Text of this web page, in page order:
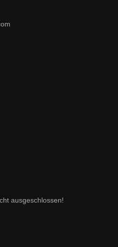
ausgeschlossen!